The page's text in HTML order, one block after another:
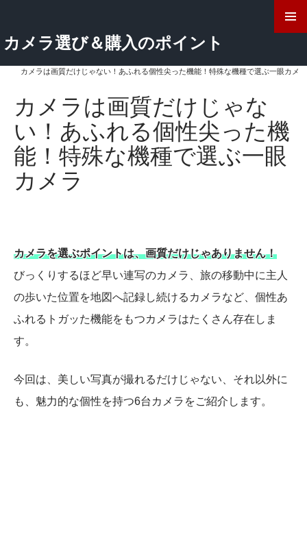
カメラ選び＆購入のポイント
ン
キ
プ
カメラは画質だけじゃない！あふれる個性尖った機能！特殊な機種で選ぶ一眼カメ
カメラは画質だけじゃな
い！あふれる個性尖った機
能！特殊な機種で選ぶ一眼
カメラ
カメラを選ぶポイントは、画質だけじゃありません！
びっくりするほど早い連写のカメラ、旅の移動中に主人
の歩いた位置を地図へ記録し続けるカメラなど、個性あ
ふれるトガッた機能をもつカメラはたくさん存在しま
す。
今回は、美しい写真が撮れるだけじゃない、それ以外に
も、魅力的な個性を持つ6台カメラをご紹介します。